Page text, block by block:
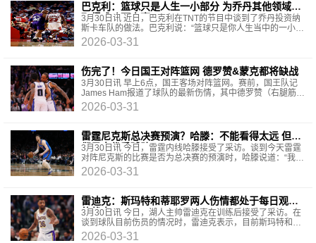
巴克利：篮球只是人生一小部分 为乔丹其他领域也
取得成功而自豪
3月30日讯 近日，巴克利在TNT的节目中谈到了乔丹投资纳
斯卡车队的做法。巴克利说：“篮球只是你人生当中的一小部
分，无论你球打得有多好，你都得在还年轻的时候就
2026-03-31
伤完了！今日国王对阵篮网 德罗赞&蒙克都将缺战
3月30日讯 早上6点，国王客场对阵篮网。赛前，国王队记
James Ham报道了球队的最新伤情，其中德罗赞（右腿筋酸
痛）和蒙克（右肩挫伤）都将缺席本场比赛。
2026-03-31
雷霆尼克斯总决赛预演？哈滕：不能看得太远 但他
们是支优秀球队
3月30日讯 今日，雷霆内线哈滕接受了采访。谈到今天雷霆
对阵尼克斯的比赛是否为总决赛的预演时，哈滕说道：“我觉
得你们不应该看得太远。总的来看，我认为他们是
2026-03-31
雷迪克：斯玛特和蒂耶罗两人伤情都处于每日观察
的状态
3月30日讯 今日，湖人主帅雷迪克在训练后接受了采访。在
谈到球队目前伤员的情况时，雷迪克表示，目前斯玛特和蒂
耶罗两人都是处于每日观察的状态。斯玛特因右脚
2026-03-31